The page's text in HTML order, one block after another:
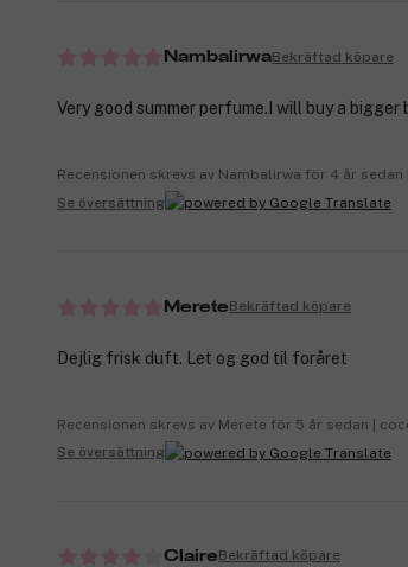
NambalirwaBekräftad köpare
Very good summer perfume.I will buy a
Recensionen skrevs av Nambalirwa för 4 år
Se översättning
MereteBekräftad köpare
Dejlig frisk duft. Let og god til foråret
Recensionen skrevs av Merete för 5 år sedan |
Se översättning
ClaireBekräftad köpare